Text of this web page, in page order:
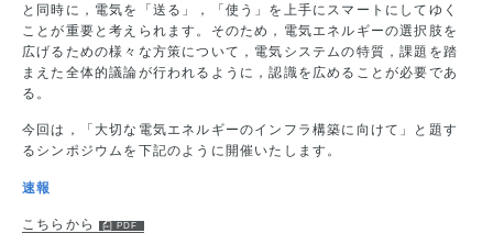
と同時に，電気を「送る」，「使う」を上手にスマートにしてゆく
ことが重要と考えられます。そのため，電気エネルギーの選択肢を
広げるための様々な方策について，電気システムの特質，課題を踏
まえた全体的議論が行われるように，認識を広めることが必要であ
る。
今回は，「大切な電気エネルギーのインフラ構築に向けて」と題す
るシンポジウムを下記のように開催いたします。
速報
こちらから